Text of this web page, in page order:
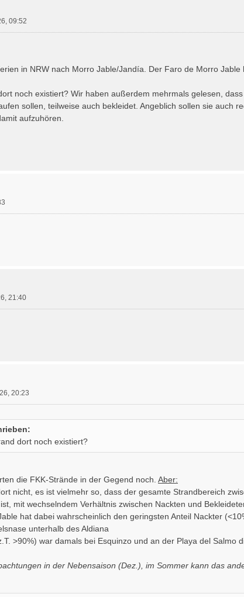
09:52
in NRW nach Morro Jable/Jandía. Der Faro de Morro Jable
noch existiert? Wir haben außerdem mehrmals gelesen,
sollen, teilweise auch bekleidet. Angeblich sollen sie auch
aufzuhören.
21:40
20:23
dort noch existiert?
die FKK-Strände in der Gegend noch. Aber:
nicht, es ist vielmehr so, dass der gesamte Strandbereich
mit wechselndem Verhältnis zwischen Nackten und
hat dabei wahrscheinlich den geringsten Anteil Nackter
unterhalb des Aldiana
>90%) war damals bei Esquinzo und an der Playa del Salmo
in der Nebensaison (Dez.), im Sommer kann das